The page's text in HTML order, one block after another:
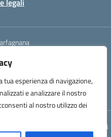
tua esperienza di navigazione,
e analizzare il nostro
al nostro utilizzo dei
legali
- PEC :
: istsc_luic827008 - codice
& Design by Designers Italia